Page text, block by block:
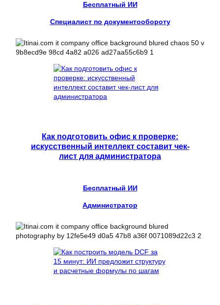
Бесплатный ИИ
Специалист по документообороту
Как подготовить офис к проверке:
искусственный интеллект составит чек-
лист для администратора
Бесплатный ИИ
Администратор